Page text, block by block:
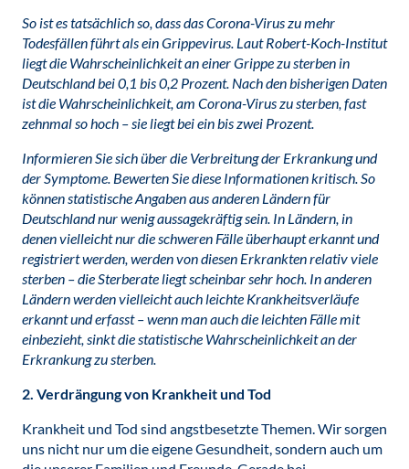
So ist es tatsächlich so, dass das Corona-Virus zu mehr
Todesfällen führt als ein Grippevirus. Laut Robert-Koch-Institut
liegt die Wahrscheinlichkeit an einer Grippe zu sterben in
Deutschland bei 0,1 bis 0,2 Prozent. Nach den bisherigen Daten
ist die Wahrscheinlichkeit, am Corona-Virus zu sterben, fast
zehnmal so hoch – sie liegt bei ein bis zwei Prozent.
Informieren Sie sich über die Verbreitung der Erkrankung und
der Symptome. Bewerten Sie diese Informationen kritisch. So
können statistische Angaben aus anderen Ländern für
Deutschland nur wenig aussagekräftig sein. In Ländern, in
denen vielleicht nur die schweren Fälle überhaupt erkannt und
registriert werden, werden von diesen Erkrankten relativ viele
sterben – die Sterberate liegt scheinbar sehr hoch. In anderen
Ländern werden vielleicht auch leichte Krankheitsverläufe
erkannt und erfasst – wenn man auch die leichten Fälle mit
einbezieht, sinkt die statistische Wahrscheinlichkeit an der
Erkrankung zu sterben.
2. Verdrängung von Krankheit und Tod
Krankheit und Tod sind angstbesetzte Themen. Wir sorgen
uns nicht nur um die eigene Gesundheit, sondern auch um